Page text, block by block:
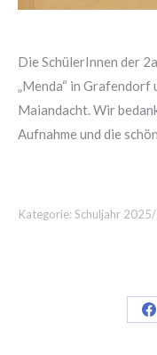
Die SchülerInnen der
„Menda“ in Grafendorf
Maiandacht. Wir
Aufnahme und die
Kategorie: Schuljahr